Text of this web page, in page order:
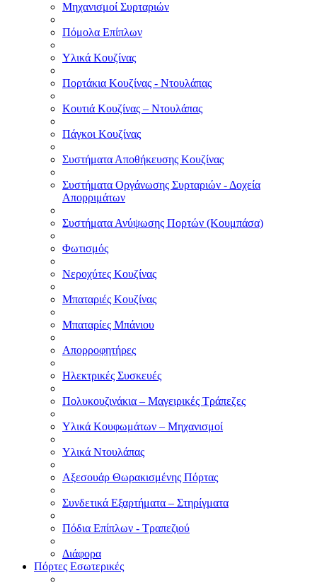
Μηχανισμοί Συρταριών
Πόμολα Επίπλων
Υλικά Κουζίνας
Πορτάκια Κουζίνας - Ντουλάπας
Κουτιά Κουζίνας – Ντουλάπας
Πάγκοι Κουζίνας
Συστήματα Αποθήκευσης Κουζίνας
Συστήματα Οργάνωσης Συρταριών - Δοχεία
Απορριμάτων
Συστήματα Ανύψωσης Πορτών (Κουμπάσα)
Φωτισμός
Νεροχύτες Κουζίνας
Μπαταριές Κουζίνας
Μπαταρίες Μπάνιου
Απορροφητήρες
Ηλεκτρικές Συσκευές
Πολυκουζινάκια – Μαγειρικές Τράπεζες
Υλικά Κουφωμάτων – Μηχανισμοί
Υλικά Ντουλάπας
Αξεσουάρ Θωρακισμένης Πόρτας
Συνδετικά Εξαρτήματα – Στηρίγματα
Πόδια Επίπλων - Τραπεζιού
Διάφορα
Πόρτες Εσωτερικές